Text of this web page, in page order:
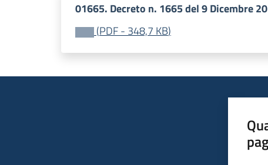
01665. Decreto n. 1665 del 9 Dicembre
(PDF- 348,7 KB)